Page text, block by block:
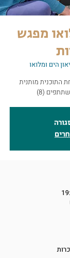
מפגש
הים ומלואו
4-7 *פתיחת התוכנית מותנית
(8)